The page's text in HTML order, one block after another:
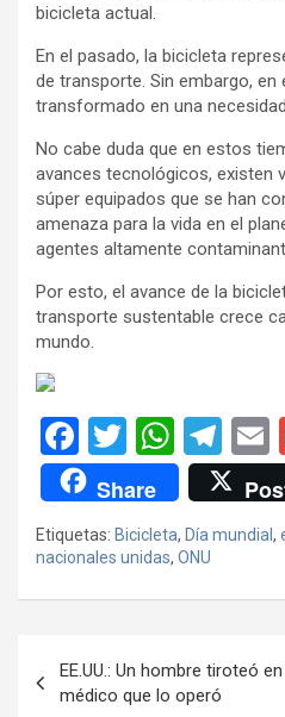
bicicleta actual.
En el pasado, la bicicleta
de transporte. Sin embargo,
transformado en una
No cabe duda que en estos
avances tecnológicos, existen
súper equipados que se han
amenaza para la vida en el
agentes altamente
Por esto, el avance de la
transporte sustentable crece
mundo.
F
a
ce
b
o
k
T
wi
tt
er
W
h
at
s
A
p
T
el
e
gr
a
Share
Etiquetas: Bicicleta, Día mundial ,
nacionales unidas, ONU
de
EE.UU.: Un hombre tiroteó
médico que lo operó